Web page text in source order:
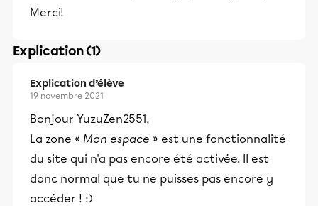
Merci!
Explication (1)
Explication d’élève
19 novembre 2021
Bonjour YuzuZen2551,
La zone « Mon espace » est une fonctionnalité
du site qui n'a pas encore été activée. Il est
donc normal que tu ne puisses pas encore y
accéder ! :)